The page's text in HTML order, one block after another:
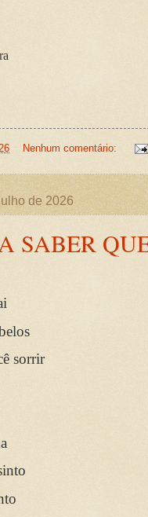
Nenhum comentário:
de 2026
SABER
sorrir